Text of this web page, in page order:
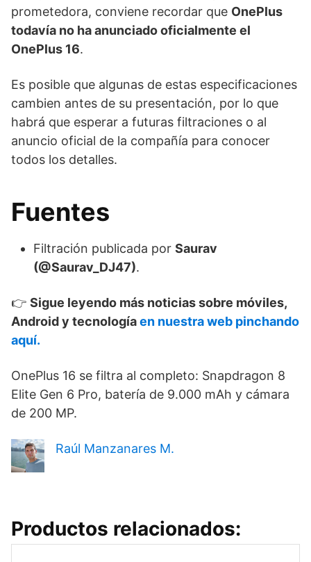
prometedora, conviene recordar que OnePlus
todavía no ha anunciado oficialmente el
OnePlus 16.
Es posible que algunas de estas especificaciones
cambien antes de su presentación, por lo que
habrá que esperar a futuras filtraciones o al
anuncio oficial de la compañía para conocer
todos los detalles.
Fuentes
Filtración publicada por Saurav
(@Saurav_DJ47).
👉 Sigue leyendo más noticias sobre móviles,
Android y tecnologíaen nuestra web pinchando
aquí.
OnePlus 16 se filtra al completo: Snapdragon 8
Elite Gen 6 Pro, batería de 9.000 mAh y cámara
de 200 MP.
Raúl Manzanares M.
Productos relacionados: